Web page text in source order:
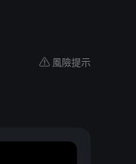
風險提示